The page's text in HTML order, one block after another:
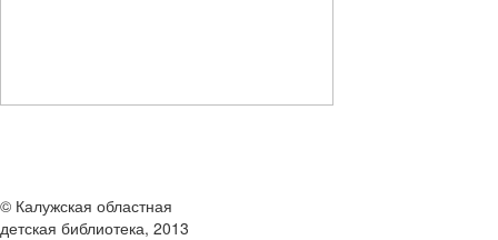
© Калужская областная
детская библиотека, 2013